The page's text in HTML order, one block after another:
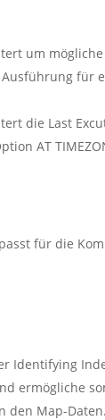
um mögliche
für
die Last
AT
für die
Identifying
ermögliche
den Map-Daten.